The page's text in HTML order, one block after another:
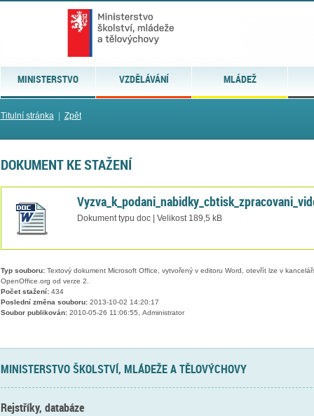
MINISTERSTVO VZDĚLÁVÁNÍ MLÁDEŽ
Titulní stránka| Zpět
DOKUMENT KE STAŽENÍ
Dokument typu doc | Velikost 189,5 kB
Typ souboru:Textový dokument Microsoft Office, vytvořený v editoru Word, otevřít lze v
OpenOffice.org od verze 2.
Počet stažení:434
Poslední změna souboru:2013-10-02 14:20:17
Soubor publikován:2010-05-26 11:06:55, Administrator
MINISTERSTVO ŠKOLSTVÍ, MLÁDEŽE A TĚLOVÝCHOVY
Rejstříky, databáze